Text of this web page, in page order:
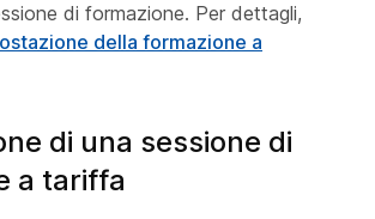
di formazione. Per dettagli,
della formazione a
di una sessione di
a tariffa